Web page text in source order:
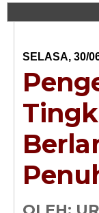
SELASA, 30/